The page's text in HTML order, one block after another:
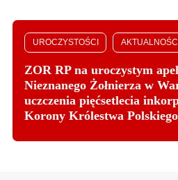
UROCZYSTOŚCI AKTUALNOŚCI
ZOR RP na uroczystym
Nieznanego Żołnierza w
uczczenia pięćsetlecia
Korony Królestwa Polskiego